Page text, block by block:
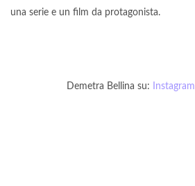
una serie e un film da protagonista.
Demetra Bellina su: Instagram